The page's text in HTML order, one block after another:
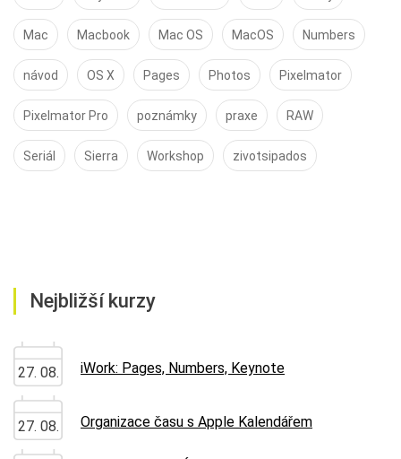
Mac Macbook Mac OS MacOS Numbers
návod OS X Pages Photos Pixelmator
Pixelmator Pro poznámky praxe RAW
Seriál Sierra Workshop zivotsipados
Nejbližší kurzy
27. 08. iWork: Pages, Numbers, Keynote
27. 08. Organizace času s Apple Kalendářem